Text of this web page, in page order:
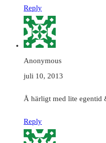
Reply
Anonymous
juli 10, 2013
Å härligt med lite egentid
Reply